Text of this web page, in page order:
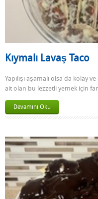
Kıymalı Lavaş Taco
Yapılışı aşamalı olsa da kolay
ait olan bu lezzetli yemek için
Devamını Oku